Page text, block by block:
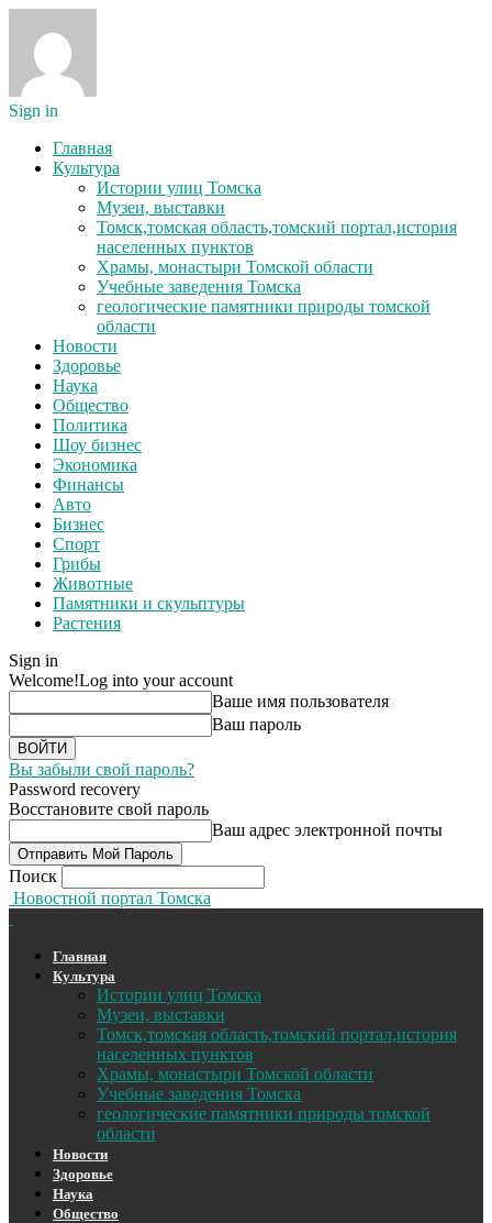
Sign in
Главная
Культура
Истории улиц Томска
Музеи, выставки
Томск,томская область,томский портал,история
населенных пунктов
Храмы, монастыри Томской области
Учебные заведения Томска
геологические памятники природы томской
области
Новости
Здоровье
Наука
Общество
Политика
Шоу бизнес
Экономика
Финансы
Авто
Бизнес
Спорт
Грибы
Животные
Памятники и скульптуры
Растения
Sign in
Welcome!Log into your account
Ваше имя пользователя
Ваш пароль
Вы забыли свой пароль?
Password recovery
Восстановите свой пароль
Ваш адрес электронной почты
Поиск
Новостной портал Томска
Главная
Культура
Истории улиц Томска
Музеи, выставки
Томск,томская область,томский портал,история
населенных пунктов
Храмы, монастыри Томской области
Учебные заведения Томска
геологические памятники природы томской
области
Новости
Здоровье
Наука
Общество